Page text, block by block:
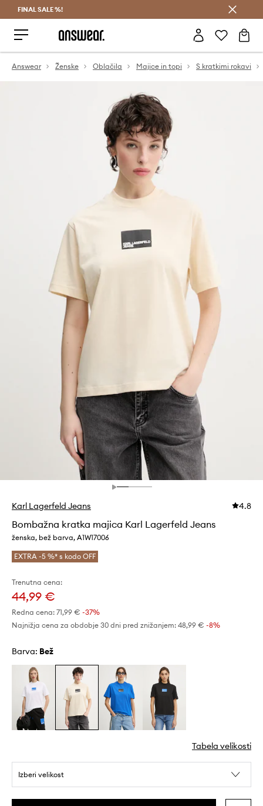
FINAL SALE %!
Answear Ženske Oblačila Majice in topi S kratkimi rokavi
Karl Lagerfeld Jeans 4.8
Bombažna kratka majica Karl Lagerfeld Jeans
ženska, bež barva, A1W17006
EXTRA -5 %* s kodo OFF
Trenutna cena:
44,99 €
Redna cena: 71,99 € -37%
Najnižja cena za obdobje 30 dni pred znižanjem: 48,99 € -8%
Barva: bež
Tabela velikosti
Izberi velikost